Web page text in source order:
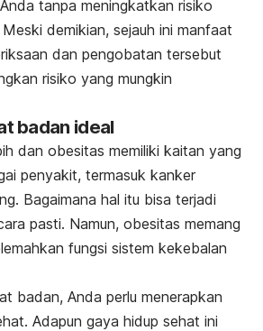
tanpa meningkatkan risiko
demikian, sejauh ini manfaat
dan pengobatan tersebut
risiko yang mungkin
badan ideal
dan obesitas memiliki kaitan yang
penyakit, termasuk kanker
Bagaimana hal itu bisa terjadi
pasti. Namun, obesitas memang
fungsi sistem kekebalan
badan, Anda perlu menerapkan
Adapun gaya hidup sehat ini